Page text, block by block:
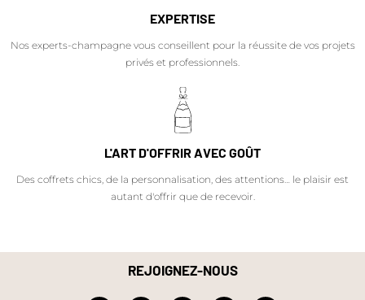
EXPERTISE
Nos experts-champagne vous conseillent pour la réussite de vos projets
privés et professionnels.
L'ART D'OFFRIR AVEC GOÛT
Des coffrets chics, de la personnalisation, des attentions… le plaisir est
autant d'offrir que de recevoir.
REJOIGNEZ-NOUS